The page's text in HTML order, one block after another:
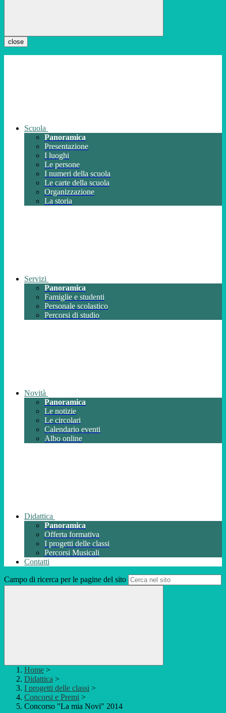
close
Scuola
Panoramica
Presentazione
I luoghi
Le persone
I numeri della scuola
Le carte della scuola
Organizzazione
La storia
Servizi
Panoramica
Famiglie e studenti
Personale scolastico
Percorsi di studio
Novità
Panoramica
Le notizie
Le circolari
Calendario eventi
Albo online
Didattica
Panoramica
Offerta formativa
I progetti delle classi
Percorsi Musicali
Contatti
Campo di ricerca per le pagine del sito
Home >
Didattica >
I progetti delle classi >
Concorsi e Premi >
Concorso "La mia Novi" 2014